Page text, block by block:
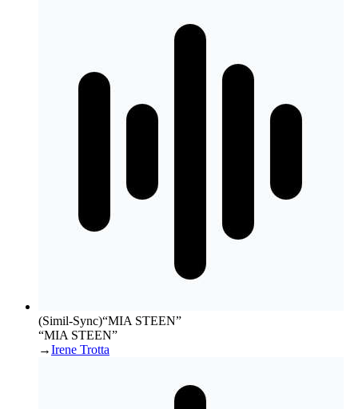
(Simil-Sync)“MIA STEEN”
“MIA STEEN”
→Irene Trotta